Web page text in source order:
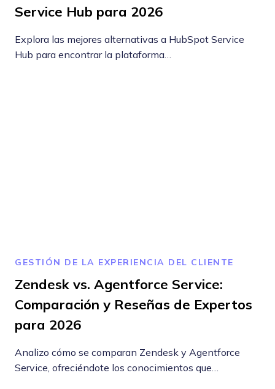
Service Hub para 2026
Explora las mejores alternativas a HubSpot Service
Hub para encontrar la plataforma…
GESTIÓN DE LA EXPERIENCIA DEL CLIENTE
Zendesk vs. Agentforce Service:
Comparación y Reseñas de Expertos
para 2026
Analizo cómo se comparan Zendesk y Agentforce
Service, ofreciéndote los conocimientos que…